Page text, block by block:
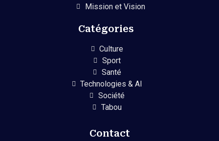
Mission et Vision
Catégories
Culture
Sport
Santé
Technologies & AI
Société
Tabou
Contact